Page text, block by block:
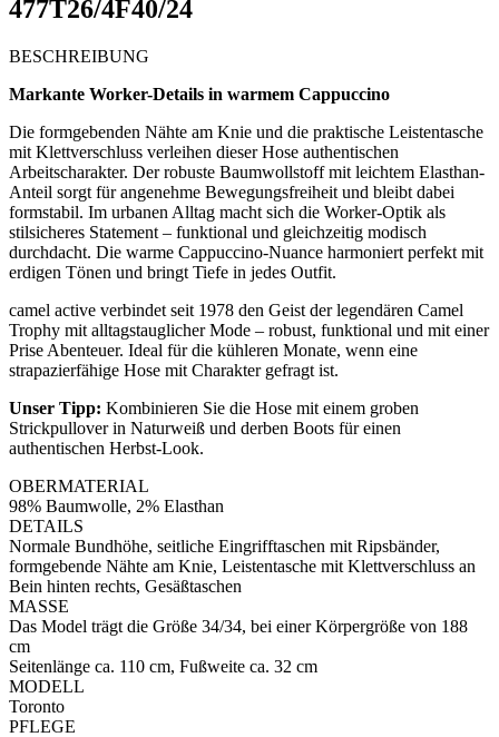
477T26/4F40/24
BESCHREIBUNG
Markante Worker-Details in warmem Cappuccino
Die formgebenden Nähte am Knie und die praktische Leistentasche
mit Klettverschluss verleihen dieser Hose authentischen
Arbeitscharakter. Der robuste Baumwollstoff mit leichtem Elasthan-
Anteil sorgt für angenehme Bewegungsfreiheit und bleibt dabei
formstabil. Im urbanen Alltag macht sich die Worker-Optik als
stilsicheres Statement – funktional und gleichzeitig modisch
durchdacht. Die warme Cappuccino-Nuance harmoniert perfekt mit
erdigen Tönen und bringt Tiefe in jedes Outfit.
camel active verbindet seit 1978 den Geist der legendären Camel
Trophy mit alltagstauglicher Mode – robust, funktional und mit einer
Prise Abenteuer. Ideal für die kühleren Monate, wenn eine
strapazierfähige Hose mit Charakter gefragt ist.
Unser Tipp: Kombinieren Sie die Hose mit einem groben
Strickpullover in Naturweiß und derben Boots für einen
authentischen Herbst-Look.
OBERMATERIAL
98% Baumwolle, 2% Elasthan
DETAILS
Normale Bundhöhe, seitliche Eingrifftaschen mit Ripsbänder,
formgebende Nähte am Knie, Leistentasche mit Klettverschluss an
Bein hinten rechts, Gesäßtaschen
MASSE
Das Model trägt die Größe 34/34, bei einer Körpergröße von 188
cm
Seitenlänge ca. 110 cm, Fußweite ca. 32 cm
MODELL
Toronto
PFLEGE